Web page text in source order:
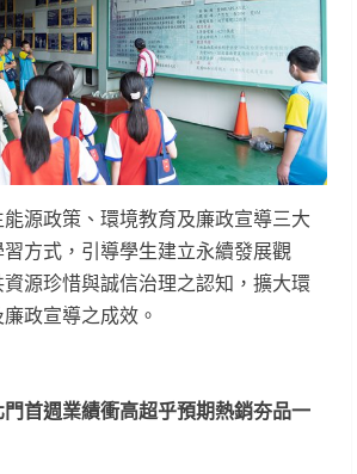
源政策、環境教育及廉政宣導三大
方式，引導學生建立永續發展觀
源珍惜與誠信治理之認知，擴大環
政宣導之成效。
首週業績衝高超乎預期熱銷夯品一